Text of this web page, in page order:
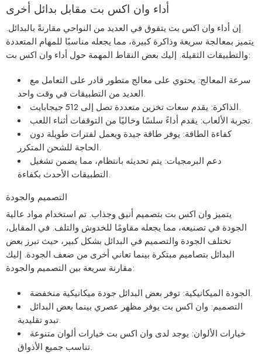
أداء وان اكس بت مقابل بدائل أخرى
إن أداء وان اكس بت يتفوق في العديد من النواحي مقارنةً بالبدائل.
يتميز بمعالجة سريعة وذاكرة كبيرة، مما يجعله مناسبًا للمهام المتعددة
والتطبيقات الثقيلة. إليك بعض النقاط المهمة حول أداء وان اكس بت:
سرعة المعالج: يحتوي على معالج متطور قادر على التعامل مع
العديد من التطبيقات في وقت واحد.
الذاكرة: يقدم سعات تخزين متعددة تصل إلى 512 جيجابايت.
تجربة الألعاب: يقدم أداءً سلسًا وخاليًا من التوقفات أثناء اللعب.
كفاءة الطاقة: يوفر طاقة جيدة ويعمل لفترات طويلة دون
الحاجة للشحن المتكرر.
دعم البرمجيات: يتم تحديثه بانتظام، مما يضمن تشغيل
التطبيقات الأحدث بكفاءة.
التصميم والجودة
يتميز وان اكس بت بتصميم أنيق وجذاب. تم استخدام مواد عالية
الجودة في تصنيعه، مما يجعله مقاومًا للخدوش والتلف. في المقابل،
تختلف الجودة والتصميم في البدائل بشكل كبير، حيث تبرز بعض
البدائل بتصاميم مبتكرة بينما تعاني أخرى من ضعف الجودة. إليك
مقارنة سريعة بين التصميم والجودة:
الجودة الميكانيكية: توفر بعض البدائل جودة ميكانيكية منخفضة.
التصميم: وان اكس بت يوفر مظهر عصري بينما بعض البدائل
تبدو تقليدية.
خيارات الألوان: يوجد لدى وان اكس بت خيارات ألوان متنوعة
تناسب جميع الأذواق.